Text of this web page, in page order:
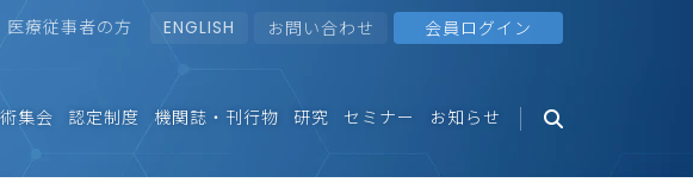
医療従事者の方 ENGLISH お問い合わせ 会員ログイン
集会 認定制度 機関誌・刊行物 研究 セミナー お知らせ